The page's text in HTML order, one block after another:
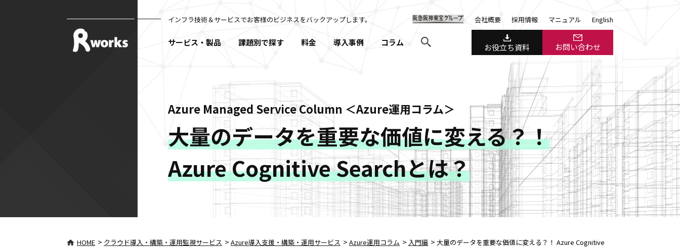
インフラ技術＆サービスでお客様のビジネスをバックアップします。 会社概要 採用情報 マニュアル English
サービス・製品 課題別で探す 料金 導入事例 コラム お役立ち資料 お問い合わせ
Azure Managed Service Column ＜Azure運用コラム＞
大量のデータを重要な価値に変える？！
Azure Cognitive Searchとは？
HOME > クラウド導入・構築・運用監視サービス > Azure導入支援・構築・運用サービス > Azure運用コラム > 入門編 > 大量のデータを重要な価値に変える？！ Azure Cognitive